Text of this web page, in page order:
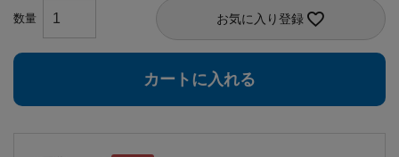
お気に入り登録
カートに入れる